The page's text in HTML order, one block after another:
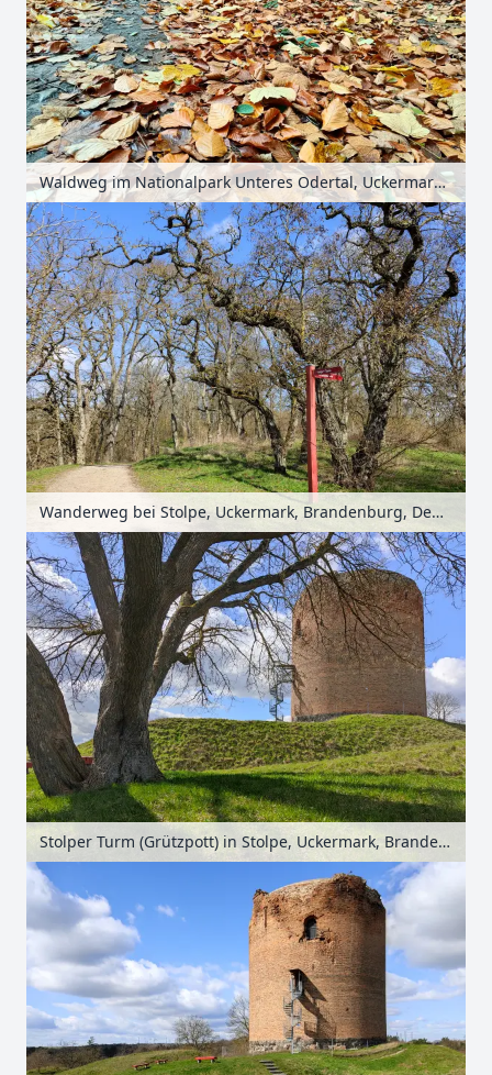
Waldweg im Nationalpark Unteres Odertal, Uckermark, Brandenburg, Deutschland
Wanderweg bei Stolpe, Uckermark, Brandenburg, Deutschland
Stolper Turm (Grützpott) in Stolpe, Uckermark, Brandenburg, Deutschland